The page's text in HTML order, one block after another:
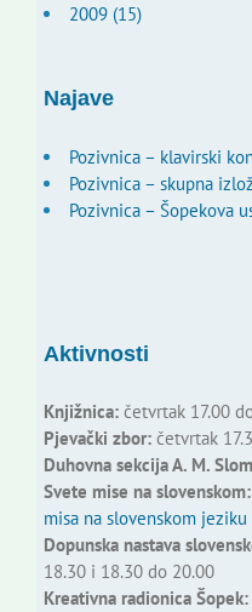
2009 (15)
Najave
Pozivnica – klavirski
Pozivnica – skupna
Pozivnica – Šopekova
Aktivnosti
Knjižnica:četvrtak 17.00
Pjevački zbor:četvrtak
Duhovna sekcija A. M.
Svete mise na slovenskom:
misa na slovenskom
Dopunska nastava
18.30 i 18.30 do 20.00
Kreativna radionica Šopek: